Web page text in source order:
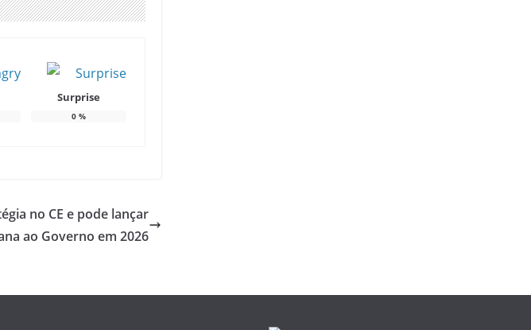
Surprise
0 %
no CE e pode lançar
ao Governo em 2026